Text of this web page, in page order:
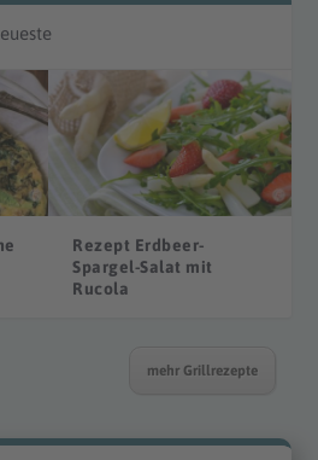
Rezept Erdbeer-
Spargel-Salat mit
Rucola
mehr Grillrezepte